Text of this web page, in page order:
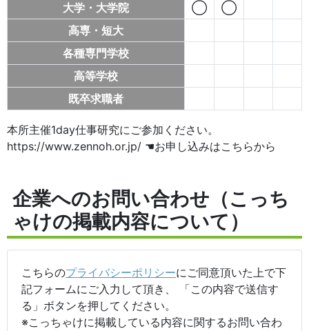
大学・大学院
◯
◯
高専・短大
各種専門学校
高等学校
既卒求職者
本所主催1day仕事研究にご参加ください。
https://www.zennoh.or.jp/ ☚お申し込みはこちらから
企業へのお問い合わせ（こっち
ゃけの掲載内容について）
こちらのプライバシーポリシーにご同意頂いた上で下
記フォームにご入力して頂き、 「この内容で送信す
る」ボタンを押してください。
※こっちゃけに掲載している内容に関するお問い合わ